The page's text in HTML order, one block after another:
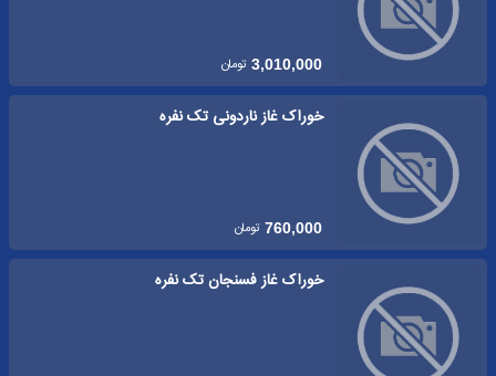
3,010,000 تومان
خوراک غاز ناردونی تک نفره
760,000 تومان
خوراک غاز فسنجان تک نفره